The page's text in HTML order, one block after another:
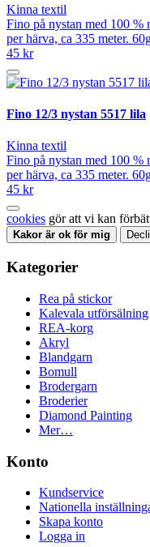
Kinna textil
Fino på nystan med 100
per härva, ca 335 meter.
45 kr
Fino 12/3 nystan 5517 lila
Kinna textil
Fino på nystan med 100
per härva, ca 335 meter.
45 kr
cookies gör att vi kan
Kakor är ok för mig
Kategorier
Rea på stickor
Kalevala utförsälning
REA-korg
Akryl
Blandgarn
Bomull
Brodergarn
Broderier
Diamond Painting
Mer…
Konto
Kundservice
Nationella
Skapa konto
Logga in